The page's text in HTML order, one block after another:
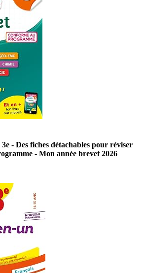
- Des fiches détachables pour réviser
- Mon année brevet 2026